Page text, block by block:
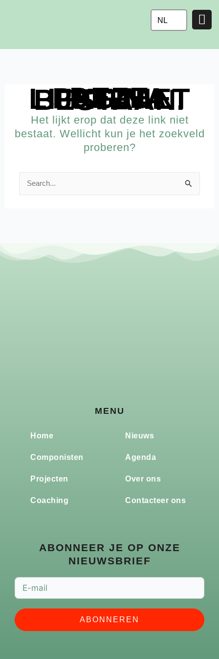
NL
DEZE PAGINA LIJKT NIET TE BESTAAN.
Het lijkt erop dat deze link niet
bestaat. Wellicht kun je het zoekveld
proberen?
Zoek
naar:
MENU
Home
Componisten
Projecten
Coaching
Nieuws
Agenda
Over ons
Contacteer ons
ABONNEER JE OP ONZE
NIEUWSBRIEF
ABONNEREN